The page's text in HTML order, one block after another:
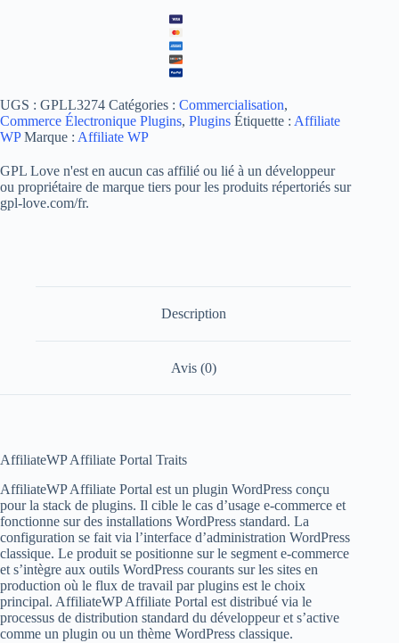
UGS : GPLL3274 Catégories : Commercialisation,
Commerce Électronique Plugins, Plugins Étiquette : Affiliate
WP Marque : Affiliate WP
GPL Love n'est en aucun cas affilié ou lié à un développeur
ou propriétaire de marque tiers pour les produits répertoriés sur
gpl-love.com/fr.
Description
Avis (0)
AffiliateWP Affiliate Portal Traits
AffiliateWP Affiliate Portal est un plugin WordPress conçu
pour la stack de plugins. Il cible le cas d’usage e-commerce et
fonctionne sur des installations WordPress standard. La
configuration se fait via l’interface d’administration WordPress
classique. Le produit se positionne sur le segment e-commerce
et s’intègre aux outils WordPress courants sur les sites en
production où le flux de travail par plugins est le choix
principal. AffiliateWP Affiliate Portal est distribué via le
processus de distribution standard du développeur et s’active
comme un plugin ou un thème WordPress classique.